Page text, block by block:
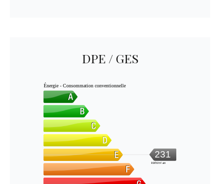
DPE / GES
Énergie - Consommation conventionnelle
231
kWh/m².an